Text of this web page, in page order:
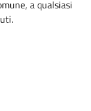
a qualsiasi